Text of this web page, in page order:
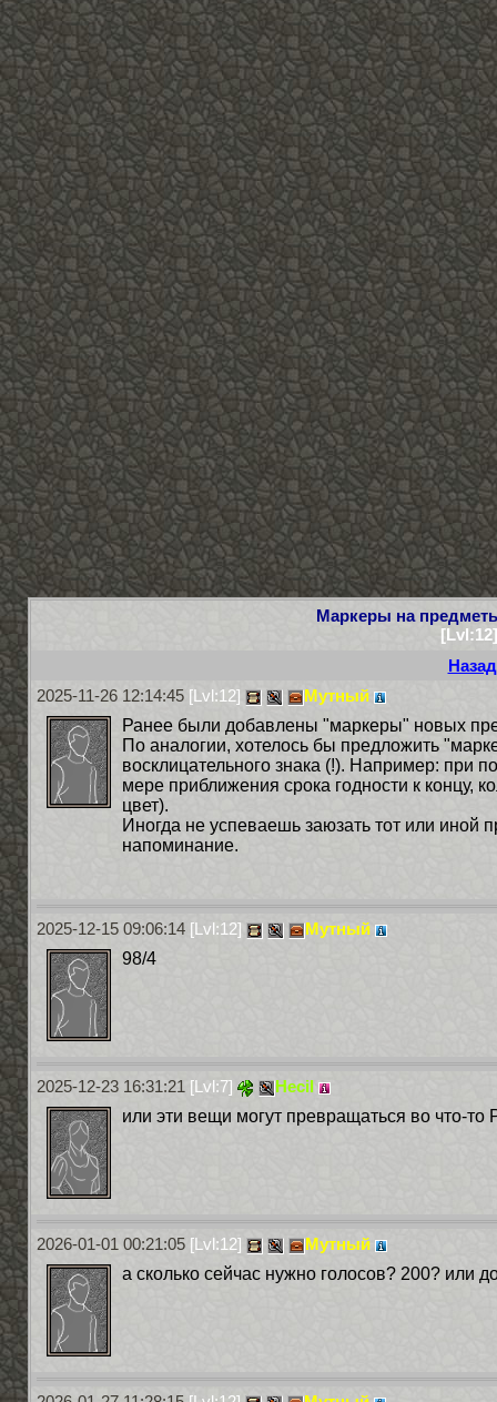
Маркеры на
Назад
2025-11-26 12:14:45[Lvl:12]
Мутный
Ранее были добавлены "маркеры" новых
По аналогии, хотелось бы предложить
восклицательного знака (!). Например: при
мере приближения срока годности к концу,
цвет).
Иногда не успеваешь заюзать тот или иной
напоминание.
2025-12-15 09:06:14[Lvl:12]
Мутный
98/4
2025-12-23 16:31:21 [Lvl:7]
Hecil
или эти вещи могут превращаться во что-то
2026-01-01 00:21:05[Lvl:12]
Мутный
а сколько сейчас нужно голосов? 200? или